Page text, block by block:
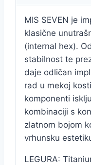
MIS SEVEN je
klasične
(internal hex).
stabilnost te
daje odličan
rad u mekoj
komponenti
kombinaciji s
zlatnom bojom
vrhunsku
LEGURA: